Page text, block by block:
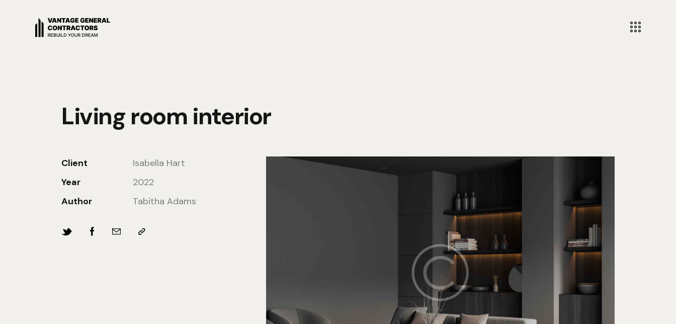
Living room interior
Client
Isabella Hart
Year
2022
Author
Tabitha Adams